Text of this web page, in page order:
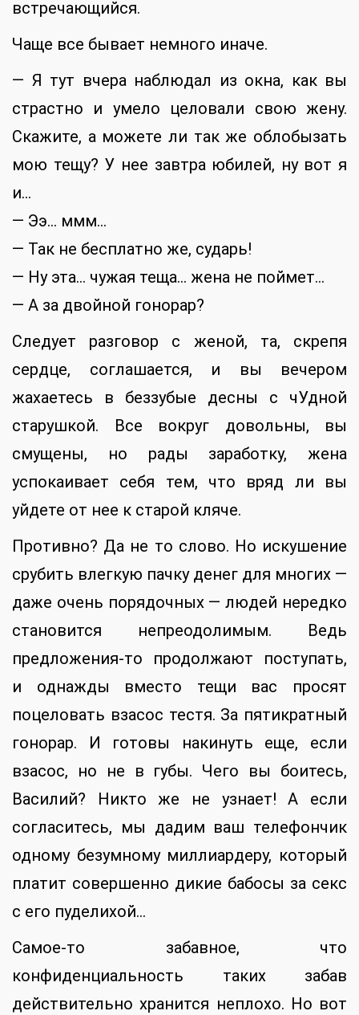
встречающийся.
Чаще все бывает немного иначе.
— Я тут вчера наблюдал из окна, как вы
страстно и умело целовали свою жену.
Скажите, а можете ли так же облобызать
мою тещу? У нее завтра юбилей, ну вот я
и…
— Ээ… ммм…
— Так не бесплатно же, сударь!
— Ну эта… чужая теща… жена не поймет…
— А за двойной гонорар?
Следует разговор с женой, та, скрепя
сердце, соглашается, и вы вечером
жахаетесь в беззубые десны с чУдной
старушкой. Все вокруг довольны, вы
смущены, но рады заработку, жена
успокаивает себя тем, что вряд ли вы
уйдете от нее к старой кляче.
Противно? Да не то слово. Но искушение
срубить влегкую пачку денег для многих —
даже очень порядочных — людей нередко
становится непреодолимым. Ведь
предложения-то продолжают поступать,
и однажды вместо тещи вас просят
поцеловать взасос тестя. За пятикратный
гонорар. И готовы накинуть еще, если
взасос, но не в губы. Чего вы боитесь,
Василий? Никто же не узнает! А если
согласитесь, мы дадим ваш телефончик
одному безумному миллиардеру, который
платит совершенно дикие бабосы за секс
с его пуделихой…
Самое-то забавное, что
конфиденциальность таких забав
действительно хранится неплохо. Но вот